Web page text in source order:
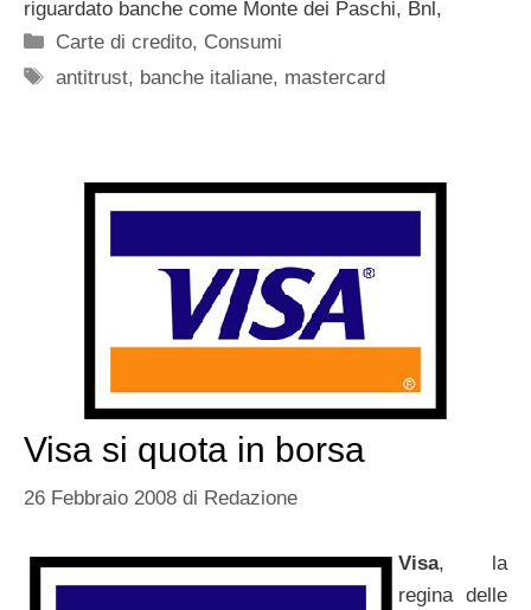
riguardato banche come Monte dei Paschi, Bnl,
Categorie
Carte di credito, Consumi
Tag
antitrust, banche italiane, mastercard
Visa si quota in borsa
26 Febbraio 2008 di Redazione
Visa, la
regina delle